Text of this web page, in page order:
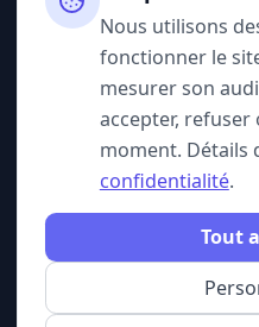
Espace admin
SUIVEZ-
© 2026 WASPP.
Nous utilisons
fonctionner le
mesurer son
accepter,
moment. Détails
confidentialité.
Tout